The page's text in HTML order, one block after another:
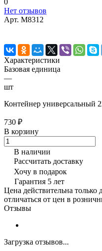
Нет отзывов
Арт. М8312
Характеристики
Базовая единица
—
шт
Контейнер универсальный
730 ₽
В корзину
В наличии
Рассчитать доставку
Хочу в подарок
Гарантия 5 лет
Цена действительна только
отличаться от цен в
Отзывы
Загрузка отзывов...